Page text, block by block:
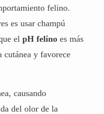
felino.
es usar champú
el pH felino es más
cutánea y favorece
causando
del olor de la